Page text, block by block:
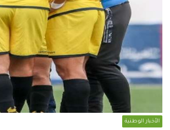
الأخبار الوطنية